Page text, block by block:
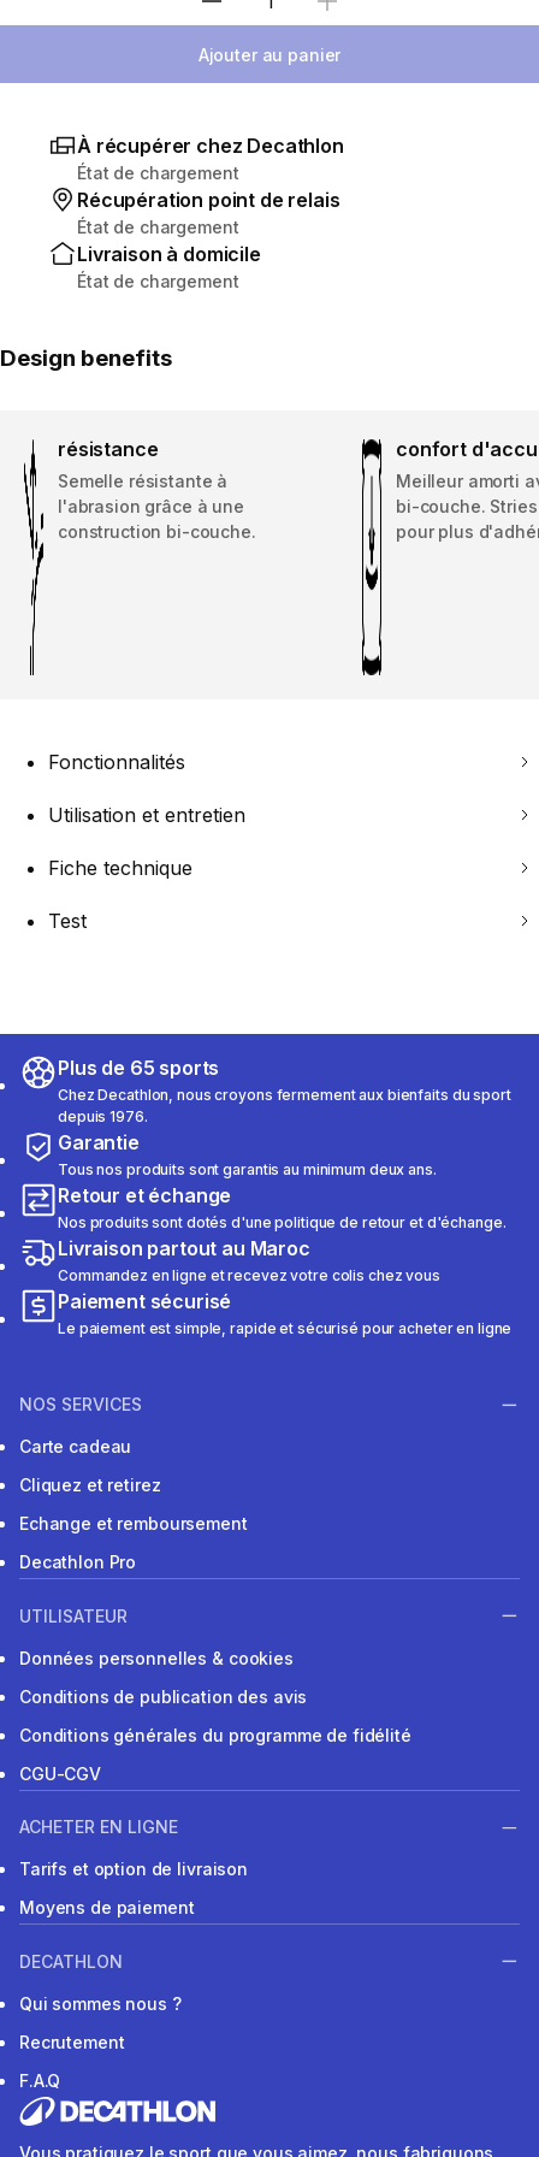
Sélectionnez la quantité
Ajouter au panier
À récupérer chez Decathlon
État de chargement
Récupération point de relais
État de chargement
Livraison à domicile
État de chargement
Design benefits
résistance
Semelle résistante à
l'abrasion grâce à une
construction bi-couche.
confort
Meilleur amorti
bi-couche.
pour plus
Fonctionnalités
Utilisation et entretien
Fiche technique
Test
Plus de 65 sports
Chez Decathlon, nous croyons fermement aux bienfaits du sport
depuis 1976.
Garantie
Tous nos produits sont garantis au minimum deux ans.
Retour et échange
Nos produits sont dotés d'une politique de retour et d'échange.
Livraison partout au Maroc
Commandez en ligne et recevez votre colis chez vous
Paiement sécurisé
Le paiement est simple, rapide et sécurisé pour acheter en ligne
NOS SERVICES
Carte cadeau
Cliquez et retirez
Echange et remboursement
Decathlon Pro
UTILISATEUR
Données personnelles & cookies
Conditions de publication des avis
Conditions générales du programme de fidélité
CGU-CGV
ACHETER EN LIGNE
Tarifs et option de livraison
Moyens de paiement
DECATHLON
Qui sommes nous ?
Recrutement
F.A.Q